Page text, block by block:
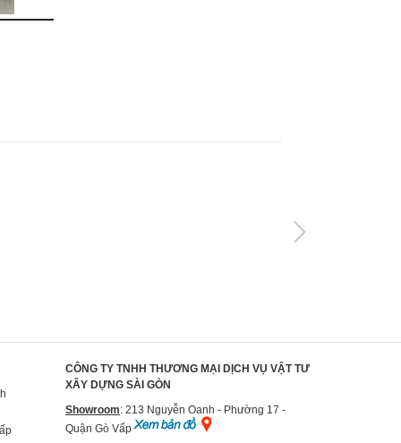
CÔNG TY TNHH THƯƠNG MẠI DỊCH VỤ VẬT TƯ
XÂY DỰNG SÀI GÒN
Showroom: 213 Nguyễn Oanh - Phường 17 -
Quận Gò Vấp